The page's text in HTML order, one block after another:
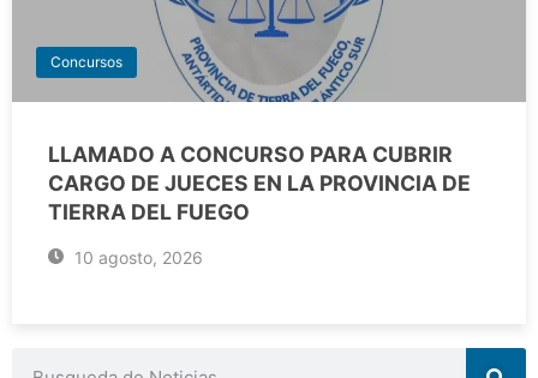
Concursos
LLAMADO A CONCURSO PARA CUBRIR
CARGO DE JUECES EN LA PROVINCIA DE
TIERRA DEL FUEGO
10 agosto, 2026